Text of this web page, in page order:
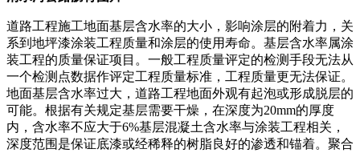
道路工程施工地面基层含水率的大小，影响涂层的附着力，关
系到地坪漆涂装工程质量和涂层的使用寿命。基层含水率属涂
装工程的质量保证项目。一般工程质量评定的检测手段无法从
一个检测点数据作评定工程质量标准，工程质量更无法保证。
地面基层含水率过大，道路工程地面外观有起泡或形成脱层的
可能。根据有关规定基层需要干燥，在深度为20mm的厚度
内，含水率不应大于6%基层混凝土含水率与涂装工程相关，
深度范围是保证底漆或经稀释的树脂良好的渗透和锚着。聚合